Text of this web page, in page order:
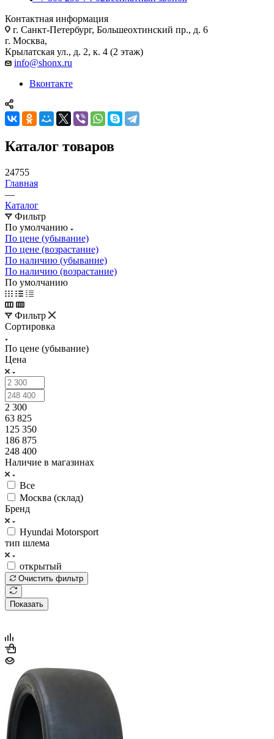
Контактная информация
г. Санкт-Петербург, Большеохтинский пр., д. 6
г. Москва,
Крылатская ул., д. 2, к. 4 (2 этаж)
info@shonx.ru
Вконтакте
Каталог товаров
24755
Главная
—
Каталог
Фильтр
По умолчанию
По цене (убывание)
По цене (возрастание)
По наличию (убывание)
По наличию (возрастание)
По умолчанию
Фильтр
Сортировка
По цене (убывание)
Цена
2 300
63 825
125 350
186 875
248 400
Наличие в магазинах
Все
Москва (склад)
Бренд
Hyundai Motorsport
тип шлема
открытый
Очистить фильтр
Показать